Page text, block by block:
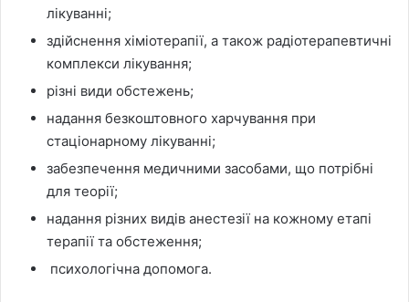
лікуванні;
здійснення хіміотерапії, а також радіотерапевтичні
комплекси лікування;
різні види обстежень;
надання безкоштовного харчування при
стаціонарному лікуванні;
забезпечення медичними засобами, що потрібні
для теорії;
надання різних видів анестезії на кожному етапі
терапії та обстеження;
психологічна допомога.